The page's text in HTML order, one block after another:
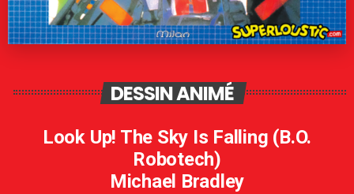
DESSIN ANIMÉ
Look Up! The Sky Is Falling (B.O.
Robotech)
Michael Bradley